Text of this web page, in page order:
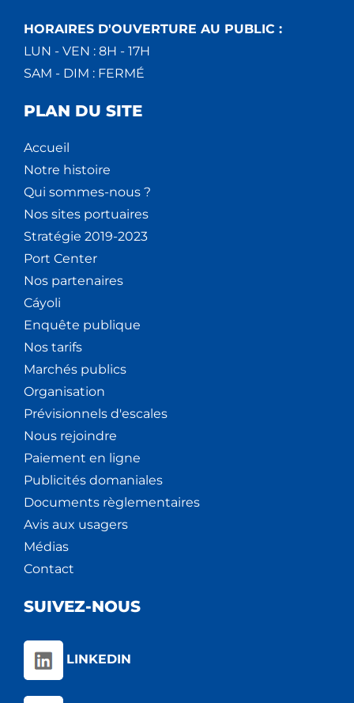
HORAIRES D'OUVERTURE AU PUBLIC :
LUN - VEN : 8H - 17H
SAM - DIM : FERMÉ
PLAN DU SITE
Accueil
Notre histoire
Qui sommes-nous ?
Nos sites portuaires
Stratégie 2019-2023
Port Center
Nos partenaires
Cáyoli
Enquête publique
Nos tarifs
Marchés publics
Organisation
Prévisionnels d'escales
Nous rejoindre
Paiement en ligne
Publicités domaniales
Documents règlementaires
Avis aux usagers
Médias
Contact
SUIVEZ-NOUS
LINKEDIN